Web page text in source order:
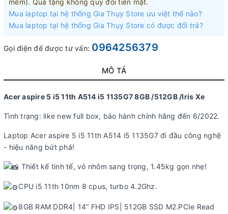
Mua laptop tại hệ thống Gia Thụy Store ưu việt thế nào?
Mua laptop tại hệ thống Gia Thụy Store có được đổi trả?
Gọi điện để được tư vấn: 0964256379
MÔ TẢ
Acer aspire 5 i5 11th A514 i5 1135G7 8GB /512GB /Iris Xe
Tình trạng: like new full box, bảo hành chính hãng đến 6/2022.
Laptop Acer aspire 5 i5 11th A514 i5 1135G7 đi đầu công nghệ
- hiệu năng bứt phá!
Thiết kế tinh tế, vỏ nhôm sang trọng, 1.45kg gọn nhẹ!
CPU i5 11th 10nm 8 cpus, turbo 4.2Ghz.
8GB RAM DDR4| 14” FHD IPS| 512GB SSD M2.PCIe Read